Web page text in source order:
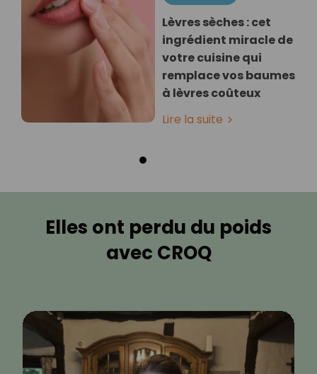
Lèvres sèches : cet
ingrédient miracle de
votre cuisine qui
remplace vos baumes
à lèvres coûteux
Lire la suite
Elles ont perdu du poids
avec CROQ